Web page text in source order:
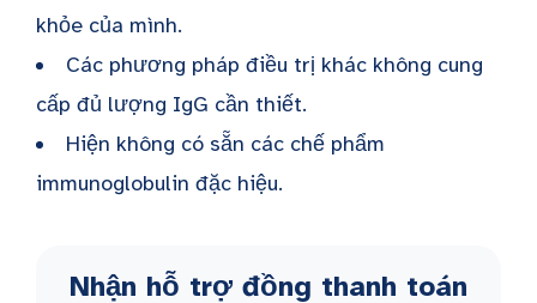
khỏe của mình.
Các phương pháp điều trị khác không cung
cấp đủ lượng IgG cần thiết.
Hiện không có sẵn các chế phẩm
immunoglobulin đặc hiệu.
Nhận hỗ trợ đồng thanh toán